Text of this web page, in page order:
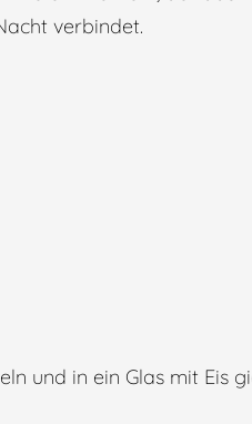
verbindet.
und in ein Glas mit Eis